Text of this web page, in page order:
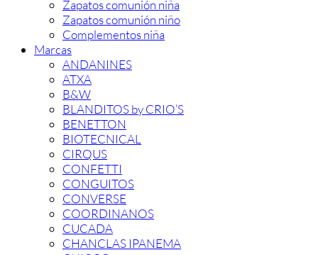
Zapatos comunión niña
Zapatos comunión niño
Complementos niña
Marcas
ANDANINES
ATXA
B&W
BLANDITOS by CRIO’S
BENETTON
BIOTECNICAL
CIRQUS
CONFETTI
CONGUITOS
CONVERSE
COORDINANOS
CUCADA
CHANCLAS IPANEMA